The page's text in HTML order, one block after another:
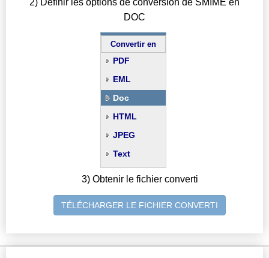
DOC
Convertir en
PDF
EML
Doc
HTML
JPEG
Text
3) Obtenir le fichier converti
TÉLÉCHARGER LE FICHIER CONVERTI